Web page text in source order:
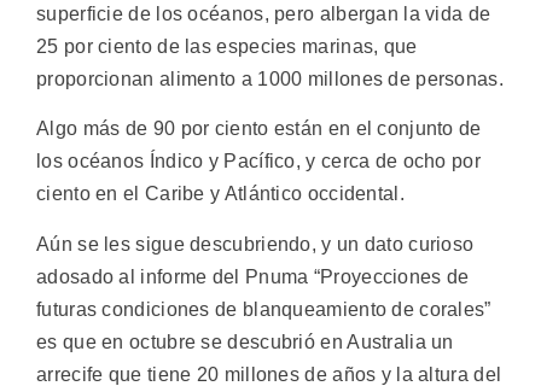
superficie de los océanos, pero albergan la vida de
25 por ciento de las especies marinas, que
proporcionan alimento a 1000 millones de personas.
Algo más de 90 por ciento están en el conjunto de
los océanos Índico y Pacífico, y cerca de ocho por
ciento en el Caribe y Atlántico occidental.
Aún se les sigue descubriendo, y un dato curioso
adosado al informe del Pnuma “Proyecciones de
futuras condiciones de blanqueamiento de corales”
es que en octubre se descubrió en Australia un
arrecife que tiene 20 millones de años y la altura del